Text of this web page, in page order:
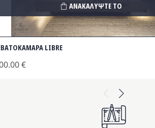
Previous
LIBRE
€
ΑΝΑΚΑΛΥΨΤΕ ΤΟ
Next